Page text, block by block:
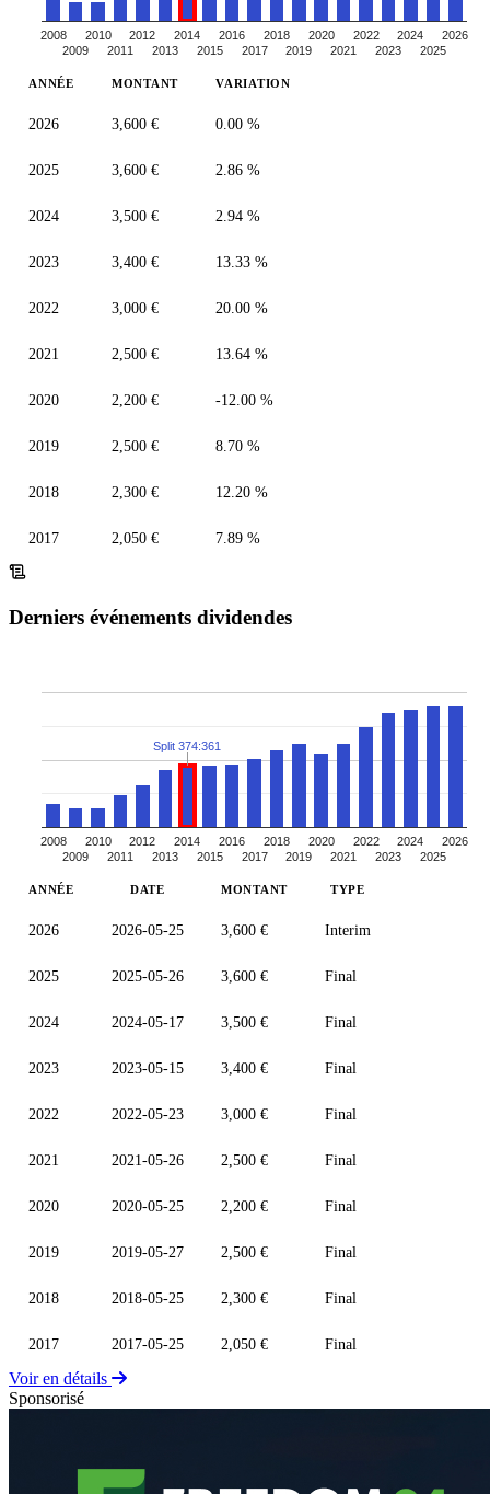
2008
2009
2010
2011
2012
2013
2014
2015
2016
2017
2018
2019
2020
2021
2022
2023
2024
2025
2026
ANNÉE MONTANT VARIATION
2026 3,600 € 0.00 %
2025 3,600 € 2.86 %
2024 3,500 € 2.94 %
2023 3,400 € 13.33 %
2022 3,000 € 20.00 %
2021 2,500 € 13.64 %
2020 2,200 € -12.00 %
2019 2,500 € 8.70 %
2018 2,300 € 12.20 %
2017 2,050 € 7.89 %
Derniers événements dividendes
2008
2009
2010
2011
2012
2013
2014
2015
2016
2017
2018
2019
2020
2021
2022
2023
2024
2025
2026
Split 374:361
ANNÉE DATE MONTANT TYPE
2026 2026-05-25 3,600 € Interim
2025 2025-05-26 3,600 € Final
2024 2024-05-17 3,500 € Final
2023 2023-05-15 3,400 € Final
2022 2022-05-23 3,000 € Final
2021 2021-05-26 2,500 € Final
2020 2020-05-25 2,200 € Final
2019 2019-05-27 2,500 € Final
2018 2018-05-25 2,300 € Final
2017 2017-05-25 2,050 € Final
Voir en détails
Sponsorisé